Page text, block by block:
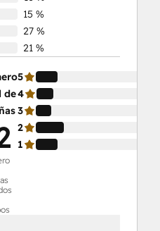
15 %
27 %
21 %
de
5
4
3
2
1